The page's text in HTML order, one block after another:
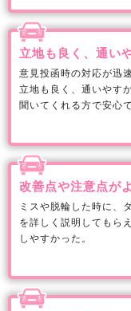
立地も良く、通い
意見投函時の対応が迅
立地も良く、通いやす
聞いてくれる方で安心
改善点や注意点が
ミスや脱輪した時に、
を詳しく説明してもら
しやすかった。